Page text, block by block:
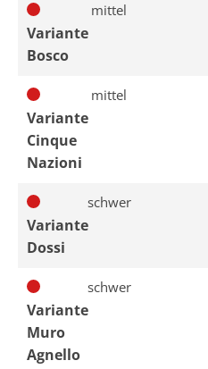
Variante
Bosco
mittel
Variante
Cinque
Nazioni
mittel
Variante
Dossi
schwer
Variante
Muro
Agnello
schwer